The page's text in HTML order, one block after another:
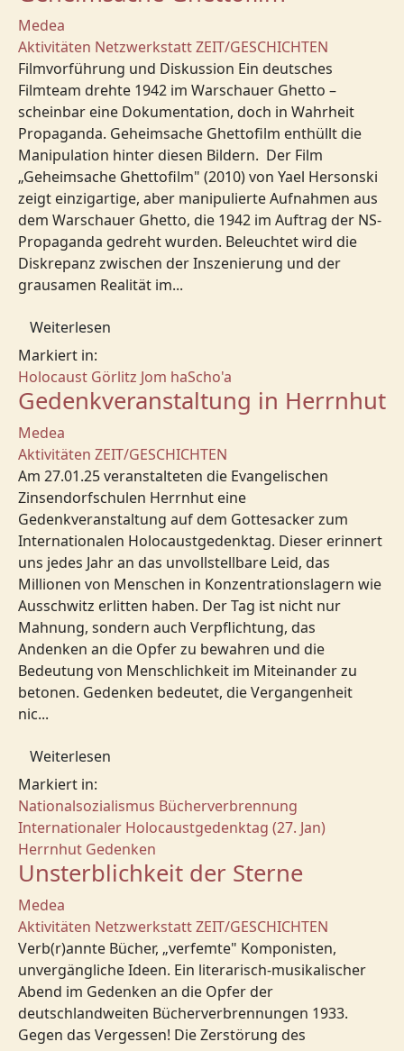
Medea
Aktivitäten NetzwerkstattZEIT/GESCHICHTEN
Filmvorführung und Diskussion Ein deutsches
Filmteam drehte 1942 im Warschauer Ghetto –
scheinbar eine Dokumentation, doch in Wahrheit
Propaganda. Geheimsache Ghettofilm enthüllt die
Manipulation hinter diesen Bildern. Der Film
„Geheimsache Ghettofilm" (2010) von Yael Hersonski
zeigt einzigartige, aber manipulierte Aufnahmen aus
dem Warschauer Ghetto, die 1942 im Auftrag der NS-
Propaganda gedreht wurden. Beleuchtet wird die
Diskrepanz zwischen der Inszenierung und der
grausamen Realität im...
Weiterlesen
Markiert in:
Holocaust Görlitz Jom haScho'a
Gedenkveranstaltung in Herrnhut
Medea
Aktivitäten ZEIT/GESCHICHTEN
Am 27.01.25 veranstalteten die Evangelischen
Zinsendorfschulen Herrnhut eine
Gedenkveranstaltung auf dem Gottesacker zum
Internationalen Holocaustgedenktag. Dieser erinnert
uns jedes Jahr an das unvollstellbare Leid, das
Millionen von Menschen in Konzentrationslagern wie
Ausschwitz erlitten haben. Der Tag ist nicht nur
Mahnung, sondern auch Verpflichtung, das
Andenken an die Opfer zu bewahren und die
Bedeutung von Menschlichkeit im Miteinander zu
betonen. Gedenken bedeutet, die Vergangenheit
nic...
Weiterlesen
Markiert in:
Nationalsozialismus Bücherverbrennung
Internationaler Holocaustgedenktag (27. Jan)
Herrnhut Gedenken
Unsterblichkeit der Sterne
Medea
Aktivitäten NetzwerkstattZEIT/GESCHICHTEN
Verb(r)annte Bücher, „verfemte" Komponisten,
unvergängliche Ideen. Ein literarisch-musikalischer
Abend im Gedenken an die Opfer der
deutschlandweiten Bücherverbrennungen 1933.
Gegen das Vergessen! Die Zerstörung des